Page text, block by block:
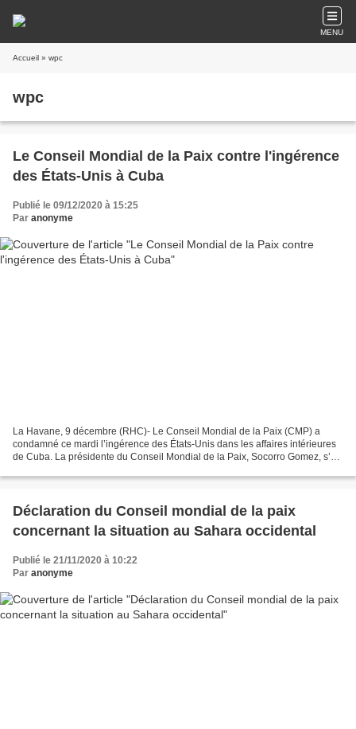
MENU
Accueil » wpc
wpc
Le Conseil Mondial de la Paix contre l'ingérence
des États-Unis à Cuba
Publié le 09/12/2020 à 15:25
Par anonyme
La Havane, 9 décembre (RHC)- Le Conseil Mondial de la Paix (CMP) a
condamné ce mardi l’ingérence des États-Unis dans les affaires intérieures
de Cuba. La présidente du Conseil Mondial de la Paix, Socorro Gomez, s’est
Déclaration du Conseil mondial de la paix
concernant la situation au Sahara occidental
Publié le 21/11/2020 à 10:22
Par anonyme